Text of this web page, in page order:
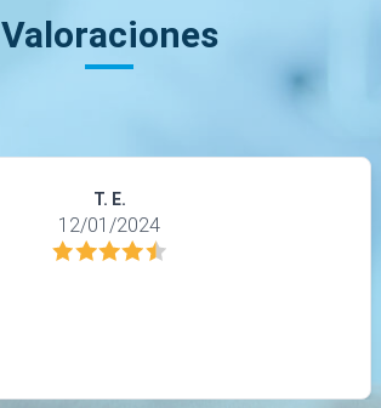
Valoraciones
T. E.
12/01/2024